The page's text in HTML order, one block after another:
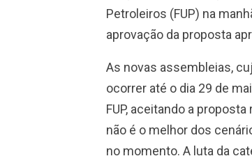
Petroleiros (FUP) na
aprovação da proposta
As novas assembleias,
ocorrer até o dia 29 de
FUP, aceitando a
não é o melhor dos
no momento. A luta da